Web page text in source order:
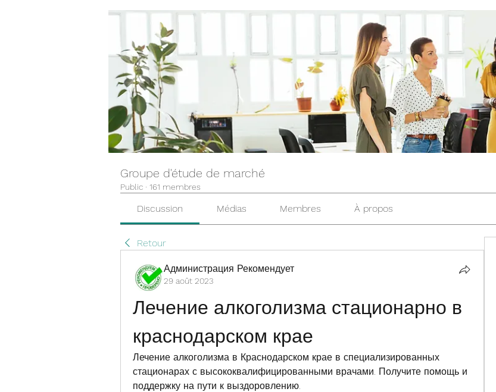
Groupe d'étude de marché
Public · 161 membres
Discussion Médias Membres À propos
Retour
Администрация Рекомендует
29 août 2023
Лечение алкоголизма стационарно в
краснодарском крае
Лечение алкоголизма в Краснодарском крае в специализированных
стационарах с высококвалифицированными врачами. Получите помощь и
поддержку на пути к выздоровлению.